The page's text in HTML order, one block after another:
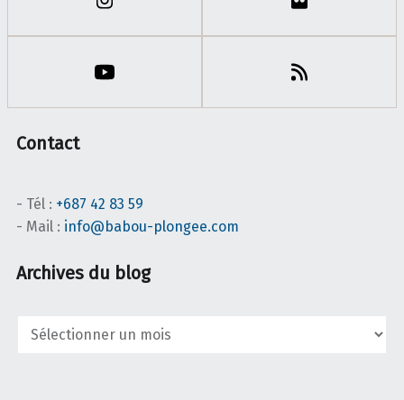
Contact
- Tél : +687 42 83 59
- Mail : info@babou-plongee.com
Archives du blog
Archives